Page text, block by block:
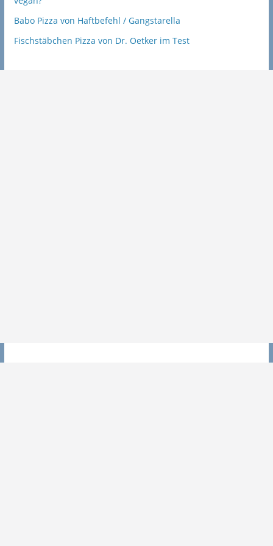
Babo Pizza von Haftbefehl / Gangstarella
Fischstäbchen Pizza von Dr. Oetker im Test